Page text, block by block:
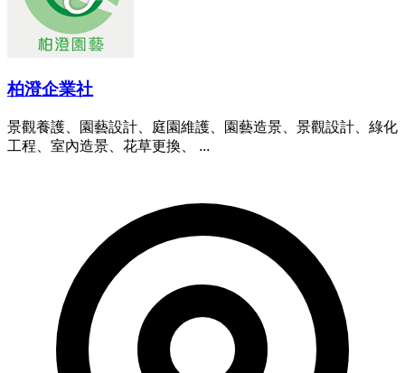
柏澄企業社
景觀養護、園藝設計、庭園維護、園藝造景、景觀設計、綠化
工程、室內造景、花草更換、 ...